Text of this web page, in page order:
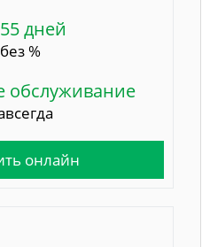
дней
без %
обслуживание
онлайн